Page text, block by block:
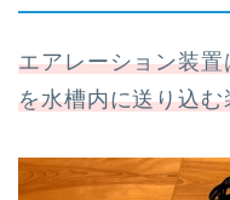
エアレーション装
を水槽内に送り込